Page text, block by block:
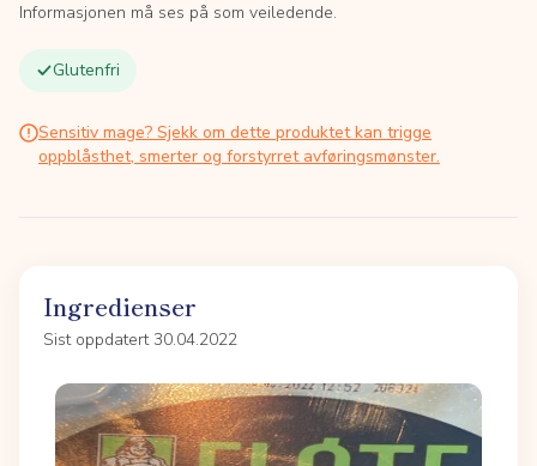
Informasjonen må ses på som veiledende.
Glutenfri
Sensitiv mage? Sjekk om dette produktet kan trigge
oppblåsthet, smerter og forstyrret avføringsmønster.
Ingredienser
Sist oppdatert 30.04.2022